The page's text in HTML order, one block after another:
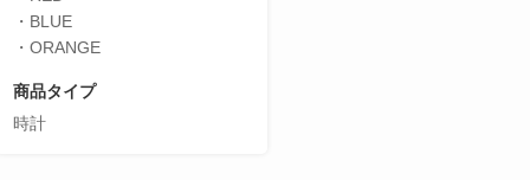
・BLUE
・ORANGE
商品タイプ
時計